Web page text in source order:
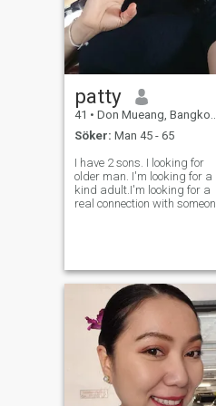
patty
41 • Don Mueang, Bangkok, Thailand
Söker: Man 45 - 65
I have 2 sons. I looking for
older man. I'm looking for a
kind adult.I'm looking for a
real connection with someone
somethi